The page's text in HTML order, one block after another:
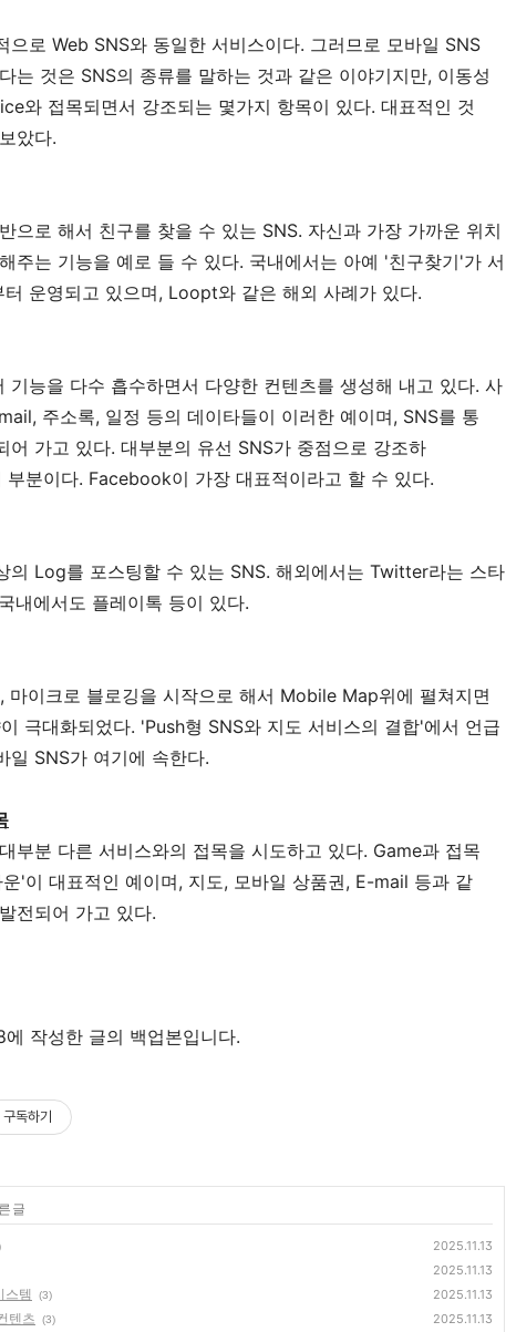
으로 Web SNS와 동일한 서비스이다. 그러므로 모바일 SNS
는 것은 SNS의 종류를 말하는 것과 같은 이야기지만, 이동성
와 접목되면서 강조되는 몇가지 항목이 있다. 대표적인 것
았다.
으로 해서 친구를 찾을 수 있는 SNS. 자신과 가장 가까운 위치
주는 기능을 예로 들 수 있다. 국내에서는 아예 '친구찾기'가 서
터 운영되고 있으며, Loopt와 같은 해외 사례가 있다.
기능을 다수 흡수하면서 다양한 컨텐츠를 생성해 내고 있다. 사
주소록, 일정 등의 데이타들이 이러한 예이며, SNS를 통
어 가고 있다. 대부분의 유선 SNS가 중점으로 강조하
분이다. Facebook이 가장 대표적이라고 할 수 있다.
의 Log를 포스팅할 수 있는 SNS. 해외에서는 Twitter라는 스타
내에서도 플레이톡 등이 있다.
마이크로 블로깅을 시작으로 해서 Mobile Map위에 펼쳐지면
극대화되었다. 'Push형 SNS와 지도 서비스의 결합'에서 언급
일 SNS가 여기에 속한다.
부분 다른 서비스와의 접목을 시도하고 있다. Game과 접목
'이 대표적인 예이며, 지도, 모바일 상품권, E-mail 등과 같
전되어 가고 있다.
작성한 글의 백업본입니다.
구독하기
글
2025.11.13
2025.11.13
스템 (3) 2025.11.13
텐츠 (3) 2025.11.13